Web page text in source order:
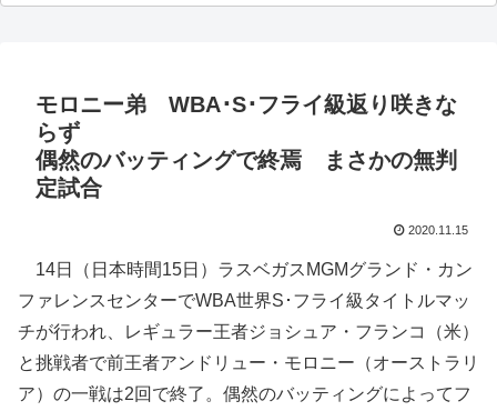
モロニー弟 WBA･S･フライ級返り咲きな
らず
偶然のバッティングで終焉 まさかの無判
定試合
2020.11.15
14日（日本時間15日）ラスベガスMGMグランド・カン
ファレンスセンターでWBA世界S･フライ級タイトルマッ
チが行われ、レギュラー王者ジョシュア・フランコ（米）
と挑戦者で前王者アンドリュー・モロニー（オーストラリ
ア）の一戦は2回で終了。偶然のバッティングによってフ